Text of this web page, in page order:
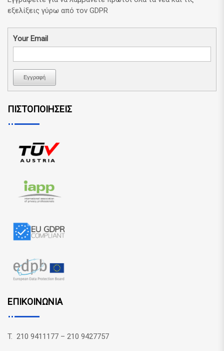
εξελίξεις γύρω από τον GDPR
Your Email
Εγγραφή
ΠΙΣΤΟΠΟΙΗΣΕΙΣ
ΕΠΙΚΟΙΝΩΝΙΑ
T. 210 9411177 – 210 9427757